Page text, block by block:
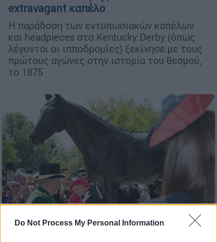
Do Not Process My Personal Information
extravagant καπέλο
Η παράδοση των εντυπωσιακών καπέλων
και headpieces στο Kentucky Derby (όπως
λέγονται οι ιπποδρομίες) ξεκίνησε με τους
πρώτους αγώνες στην ιστορία του θεσμού,
το 1875